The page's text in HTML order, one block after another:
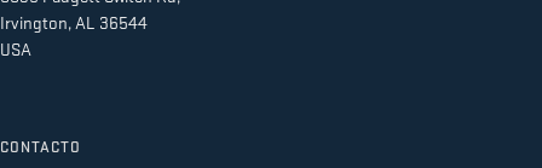
Irvington, AL 36544
USA
CONTACTO